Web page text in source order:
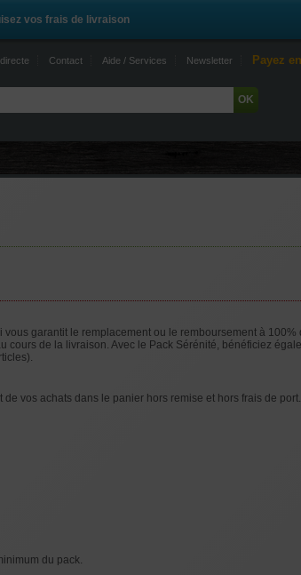
vos frais de livraison
Contact Aide / Services Newsletter Payez
garantit le remplacement ou le remboursement à
de la livraison. Avec le Pack Sérénité, bénéficiez
vos achats dans le panier hors remise et hors frais de
du pack.